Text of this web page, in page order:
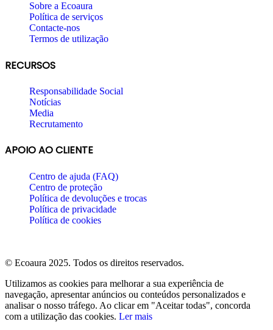
Sobre a Ecoaura
Política de serviços
Contacte-nos
Termos de utilização
RECURSOS
Responsabilidade Social
Notícias
Media
Recrutamento
APOIO AO CLIENTE
Centro de ajuda (FAQ)
Centro de proteção
Política de devoluções e trocas
Política de privacidade
Política de cookies
© Ecoaura 2025. Todos os direitos reservados.
Utilizamos as cookies para melhorar a sua experiência de
navegação, apresentar anúncios ou conteúdos personalizados e
analisar o nosso tráfego. Ao clicar em "Aceitar todas", concorda
com a utilização das cookies. Ler mais